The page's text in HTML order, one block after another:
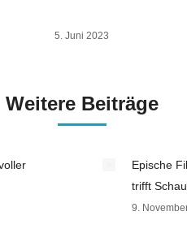
5. Juni 2023
Weitere Beiträge
Epische
trifft
9.